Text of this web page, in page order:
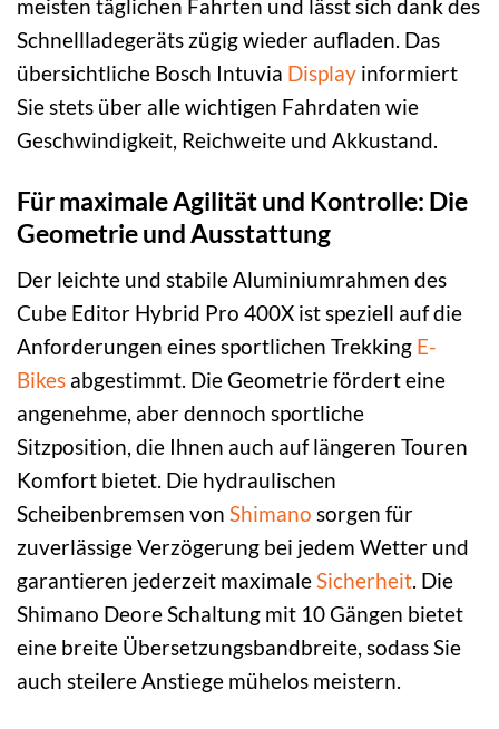
meisten täglichen Fahrten und lässt sich dank des
Schnellladegeräts zügig wieder aufladen. Das
übersichtliche Bosch Intuvia Display informiert
Sie stets über alle wichtigen Fahrdaten wie
Geschwindigkeit, Reichweite und Akkustand.
Für maximale Agilität und Kontrolle: Die
Geometrie und Ausstattung
Der leichte und stabile Aluminiumrahmen des
Cube Editor Hybrid Pro 400X ist speziell auf die
Anforderungen eines sportlichen Trekking E-
Bikes abgestimmt. Die Geometrie fördert eine
angenehme, aber dennoch sportliche
Sitzposition, die Ihnen auch auf längeren Touren
Komfort bietet. Die hydraulischen
Scheibenbremsen von Shimano sorgen für
zuverlässige Verzögerung bei jedem Wetter und
garantieren jederzeit maximale Sicherheit . Die
Shimano Deore Schaltung mit 10 Gängen bietet
eine breite Übersetzungsbandbreite, sodass Sie
auch steilere Anstiege mühelos meistern.